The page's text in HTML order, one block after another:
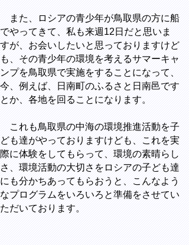
また、ロシアの青少年が鳥取県の方に船
でやってきて、私も来週12日だと思いま
すが、お会いしたいと思っておりますけど
も、その青少年の環境を考えるサマーキャ
ンプを鳥取県で実施をすることになって、
今、例えば、日南町のふるさと日南邑です
とか、各地を回ることになります。
これも鳥取県の中海の環境推進活動を子
ども達がやっておりますけども、これを実
際に体験をしてもらって、環境の素晴らし
さ、環境活動の大切さをロシアの子ども達
にも分かちあってもらおうと、こんなよう
なプログラムをいろいろと準備をさせてい
ただいております。